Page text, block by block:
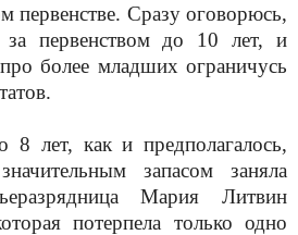
первенстве. Сразу оговорюсь,
за первенством до 10 лет, и
более младших ограничусь
8 лет, как и предполагалось,
запасом заняла
Мария Литвин
потерпела только одно